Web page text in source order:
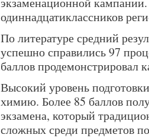
одиннадцатиклассников
По литературе средний
успешно справились 97
баллов продемонстрировал
Высокий уровень
химию. Более 85 баллов
экзамена, который
сложных среди предметов